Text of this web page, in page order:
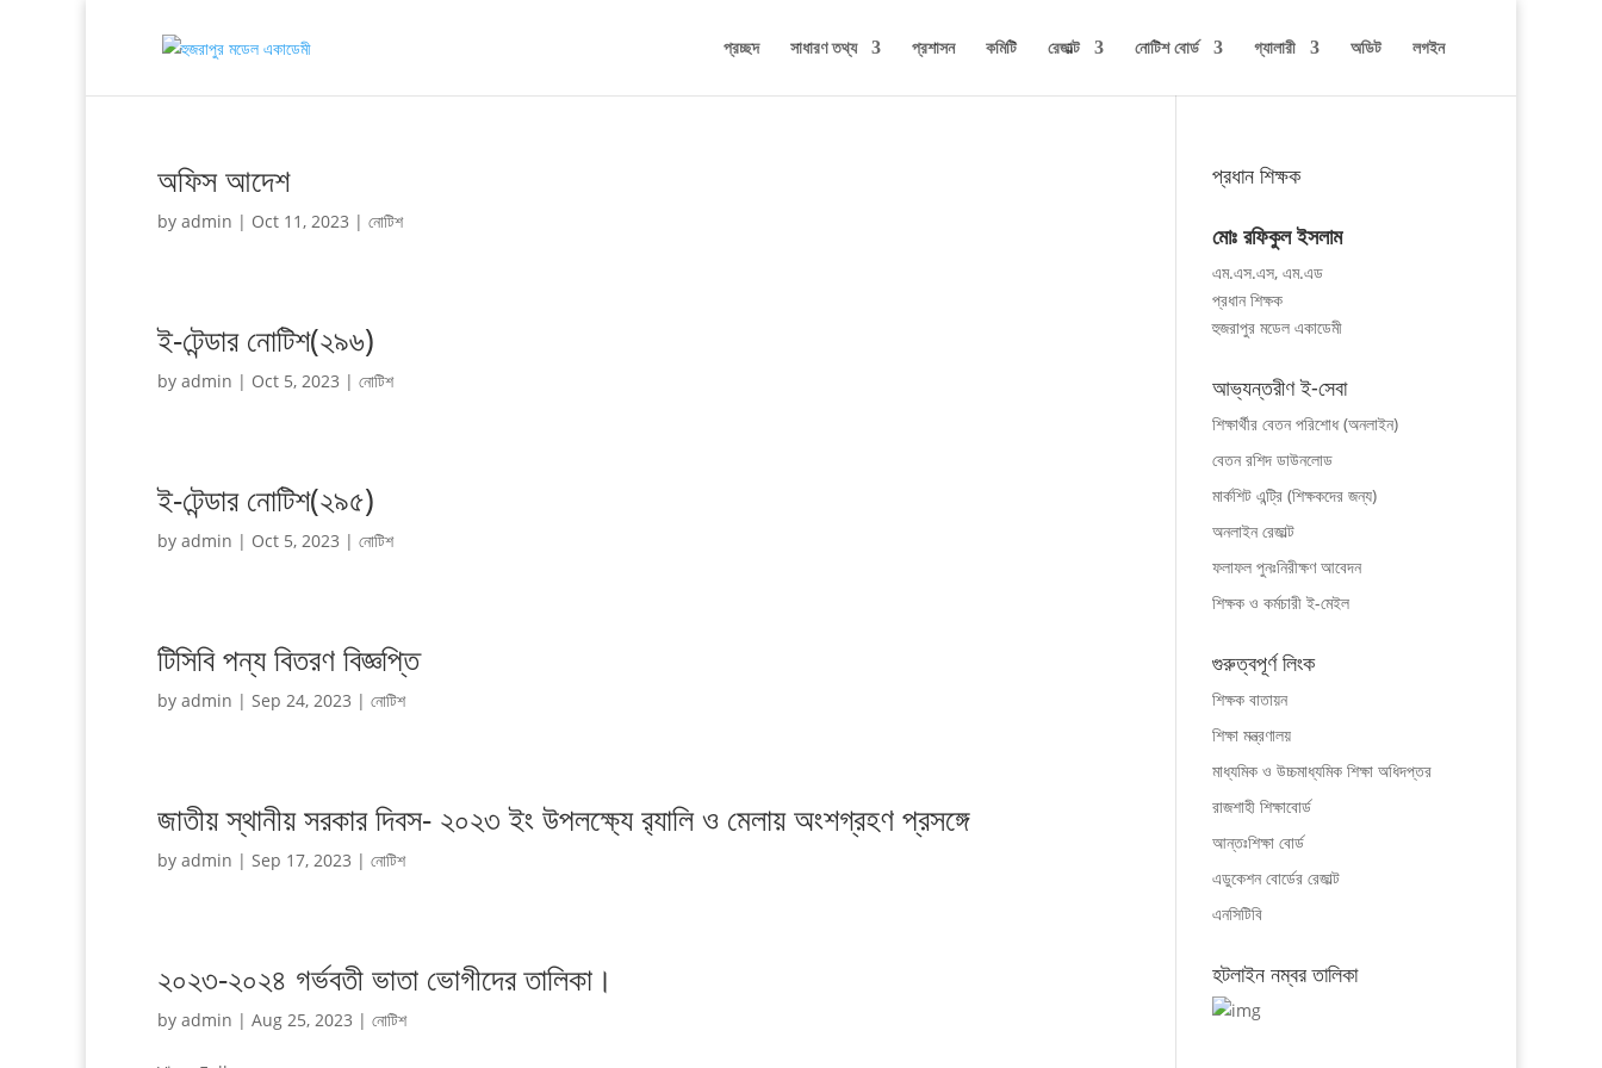
প্রচ্ছদ সাধারণ তথ্য প্রশাসন কমিটি রেজাল্ট নোটিশ বোর্ড গ্যালারী অডিট লগইন
অফিস আদেশ
by admin | Oct 11, 2023 | নোটিশ
ই-টেন্ডার নোটিশ(২৯৬)
by admin | Oct 5, 2023 | নোটিশ
ই-টেন্ডার নোটিশ(২৯৫)
by admin | Oct 5, 2023 | নোটিশ
টিসিবি পন্য বিতরণ বিজ্ঞপ্তি
by admin | Sep 24, 2023 | নোটিশ
জাতীয় স্থানীয় সরকার দিবস- ২০২৩ ইং উপলক্ষ্যে র‌্যালি ও মেলায় অংশগ্রহণ প্রসঙ্গে
by admin | Sep 17, 2023 | নোটিশ
২০২৩-২০২৪ গর্ভবতী ভাতা ভোগীদের তালিকা।
by admin | Aug 25, 2023 | নোটিশ
প্রধান শিক্ষক
মোঃ রফিকুল ইসলাম
এম.এস.এস, এম.এড
প্রধান শিক্ষক
হুজরাপুর মডেল একাডেমী
আভ্যন্তরীণ ই-সেবা
শিক্ষার্থীর বেতন পরিশোধ (অনলাইন)
বেতন রশিদ ডাউনলোড
মার্কশিট এন্ট্রি (শিক্ষকদের জন্য)
অনলাইন রেজাল্ট
ফলাফল পুনঃনিরীক্ষণ আবেদন
শিক্ষক ও কর্মচারী ই-মেইল
গুরুত্বপূর্ণ লিংক
শিক্ষক বাতায়ন
শিক্ষা মন্ত্রণালয়
মাধ্যমিক ও উচ্চমাধ্যমিক শিক্ষা অধিদপ্তর
রাজশাহী শিক্ষাবোর্ড
আন্তঃশিক্ষা বোর্ড
এডুকেশন বোর্ডের রেজাল্ট
এনসিটিবি
হটলাইন নম্বর তালিকা